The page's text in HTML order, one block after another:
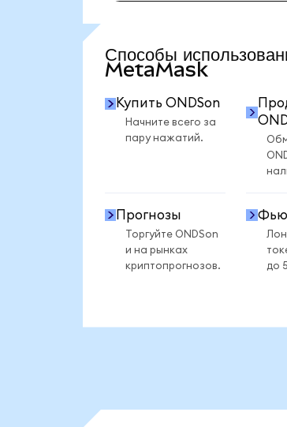
Способы
MetaMask
Купить ONDSon
Начните всего за
пару нажатий.
Прогнозы
Торгуйте ONDSon
и на рынках
криптопрогнозов.
до